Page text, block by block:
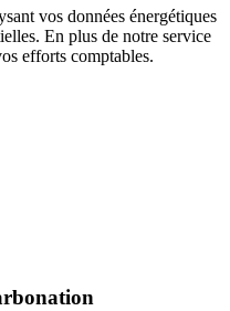
vos données énergétiques
En plus de notre service
efforts comptables.